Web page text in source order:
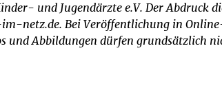
und Jugendärzte e.V. Der Abdruck
netz.de. Bei Veröffentlichung in
und Abbildungen dürfen grundsätzlich